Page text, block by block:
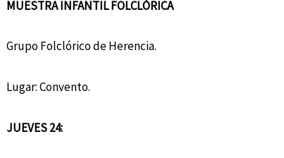
MUESTRA INFANTIL FOLCLÓRICA
Grupo Folclórico de Herencia.
Lugar: Convento.
JUEVES 24: